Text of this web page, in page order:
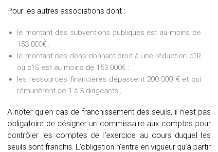
Pour les autres associations dont :
le montant des subventions publiques est au moins de
153 000€ ;
le montant des dons donnant droit à une réduction d’IR
ou d’IS est au moins de 153 000€ ;
les ressources financières dépassent 200 000 € et qui
rémunèrent de 1 à 3 dirigeants ;
A noter qu’en cas de franchissement des seuils, il n’est pas
obligatoire de désigner un commissaire aux comptes pour
contrôler les comptes de l’exercice au cours duquel les
seuils sont franchis. L’obligation n’entre en vigueur qu’à partir